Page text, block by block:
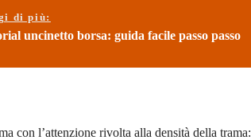
di più:
uncinetto borsa: guida facile passo passo
con l’attenzione rivolta alla densità della trama: